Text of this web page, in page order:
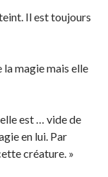
Il est toujours
la magie mais elle
est … vide de
en lui. Par
créature. »